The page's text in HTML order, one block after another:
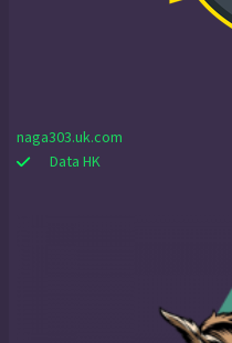
naga303.uk.com
Data HK